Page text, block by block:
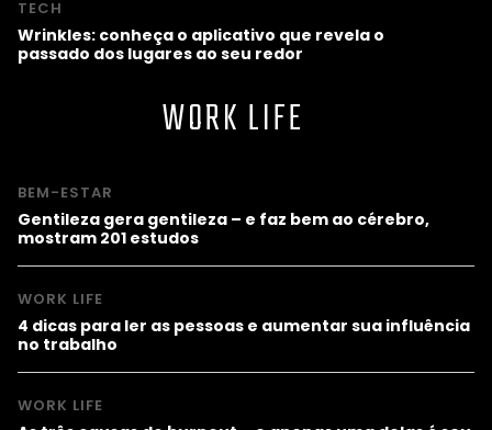
TECH
Wrinkles: conheça o aplicativo que revela o
passado dos lugares ao seu redor
WORK LIFE
BEM-ESTAR
Gentileza gera gentileza – e faz bem ao cérebro,
mostram 201 estudos
WORK LIFE
4 dicas para ler as pessoas e aumentar sua influência
no trabalho
WORK LIFE